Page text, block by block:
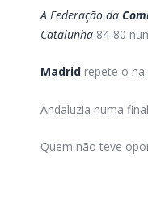
A Federação da
Catalunha 84-80
Madrid repete o
Andaluzia numa
Quem não teve